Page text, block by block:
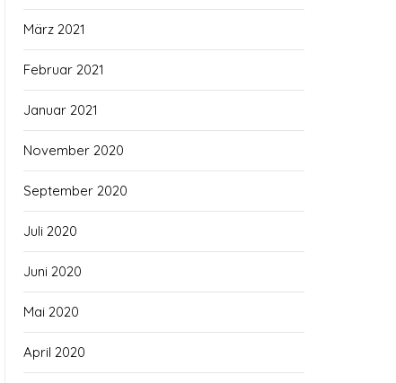
März 2021
Februar 2021
Januar 2021
November 2020
September 2020
Juli 2020
Juni 2020
Mai 2020
April 2020